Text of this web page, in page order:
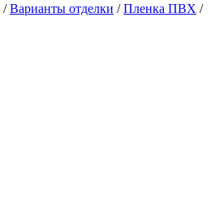
/Варианты отделки /Пленка ПВХ /